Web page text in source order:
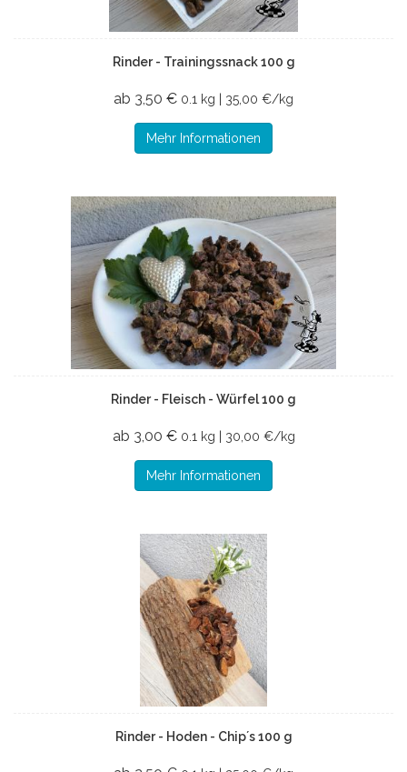
Rinder - Trainingssnack 100 g
ab 3,50 € 0.1 kg | 35,00 €/kg
Mehr Informationen
Rinder - Fleisch - Würfel 100 g
ab 3,00 € 0.1 kg | 30,00 €/kg
Mehr Informationen
Rinder - Hoden - Chip´s 100 g